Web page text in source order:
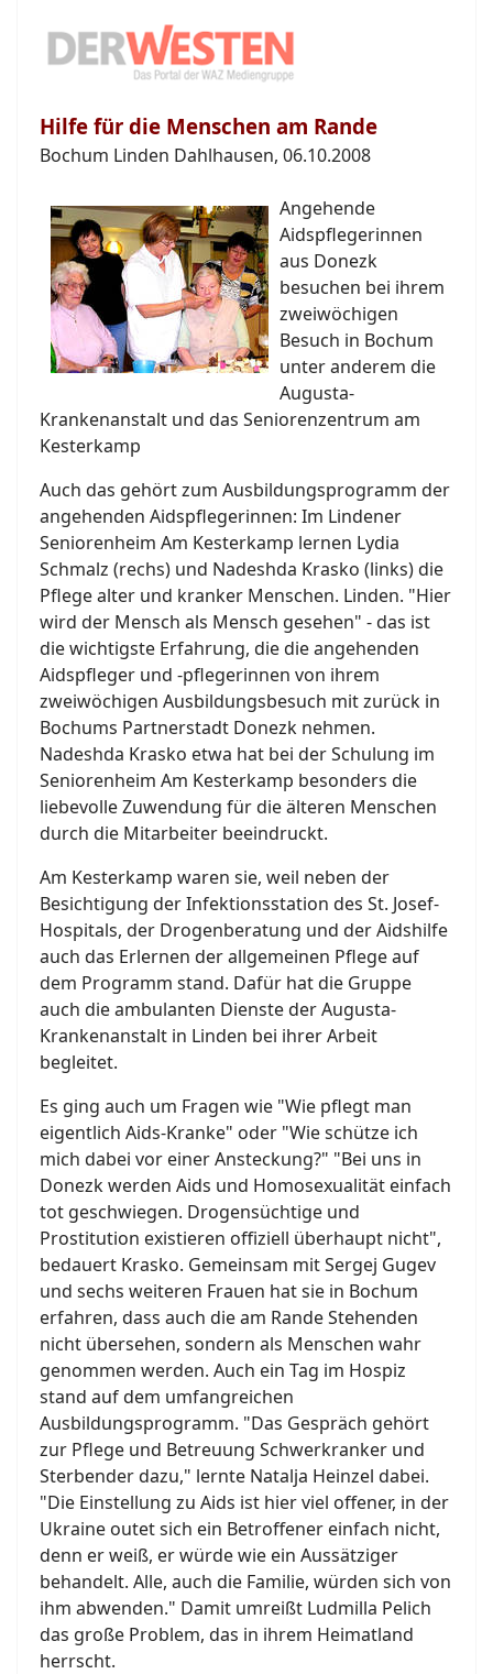
Hilfe für die Menschen am Rande
Bochum Linden Dahlhausen, 06.10.2008
Angehende
Aidspflegerinnen
aus Donezk
besuchen bei ihrem
zweiwöchigen
Besuch in Bochum
unter anderem die
Augusta-
Krankenanstalt und das Seniorenzentrum am
Kesterkamp
Auch das gehört zum Ausbildungsprogramm der
angehenden Aidspflegerinnen: Im Lindener
Seniorenheim Am Kesterkamp lernen Lydia
Schmalz (rechs) und Nadeshda Krasko (links) die
Pflege alter und kranker Menschen. Linden. "Hier
wird der Mensch als Mensch gesehen" - das ist
die wichtigste Erfahrung, die die angehenden
Aidspfleger und -pflegerinnen von ihrem
zweiwöchigen Ausbildungsbesuch mit zurück in
Bochums Partnerstadt Donezk nehmen.
Nadeshda Krasko etwa hat bei der Schulung im
Seniorenheim Am Kesterkamp besonders die
liebevolle Zuwendung für die älteren Menschen
durch die Mitarbeiter beeindruckt.
Am Kesterkamp waren sie, weil neben der
Besichtigung der Infektionsstation des St. Josef-
Hospitals, der Drogenberatung und der Aidshilfe
auch das Erlernen der allgemeinen Pflege auf
dem Programm stand. Dafür hat die Gruppe
auch die ambulanten Dienste der Augusta-
Krankenanstalt in Linden bei ihrer Arbeit
begleitet.
Es ging auch um Fragen wie "Wie pflegt man
eigentlich Aids-Kranke" oder "Wie schütze ich
mich dabei vor einer Ansteckung?" "Bei uns in
Donezk werden Aids und Homosexualität einfach
tot geschwiegen. Drogensüchtige und
Prostitution existieren offiziell überhaupt nicht",
bedauert Krasko. Gemeinsam mit Sergej Gugev
und sechs weiteren Frauen hat sie in Bochum
erfahren, dass auch die am Rande Stehenden
nicht übersehen, sondern als Menschen wahr
genommen werden. Auch ein Tag im Hospiz
stand auf dem umfangreichen
Ausbildungsprogramm. "Das Gespräch gehört
zur Pflege und Betreuung Schwerkranker und
Sterbender dazu," lernte Natalja Heinzel dabei.
"Die Einstellung zu Aids ist hier viel offener, in der
Ukraine outet sich ein Betroffener einfach nicht,
denn er weiß, er würde wie ein Aussätziger
behandelt. Alle, auch die Familie, würden sich von
ihm abwenden." Damit umreißt Ludmilla Pelich
das große Problem, das in ihrem Heimatland
herrscht.